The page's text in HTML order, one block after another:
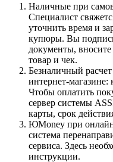
Наличные при
Специалист
уточнить время и
купюры. Вы
документы,
товар и чек.
Безналичный
интернет-
Чтобы оплатить
сервер системы
карты, срок
ЮMoney при
система
сервиса. Здесь
инструкции.